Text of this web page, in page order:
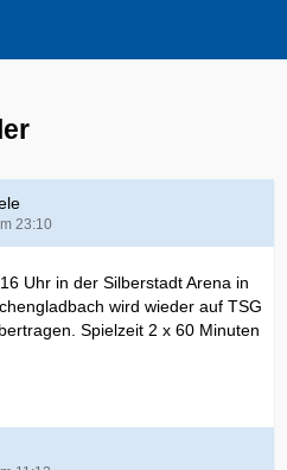
23:10
Uhr in der Silberstadt Arena in
wird wieder auf TSG
Spielzeit 2 x 60 Minuten